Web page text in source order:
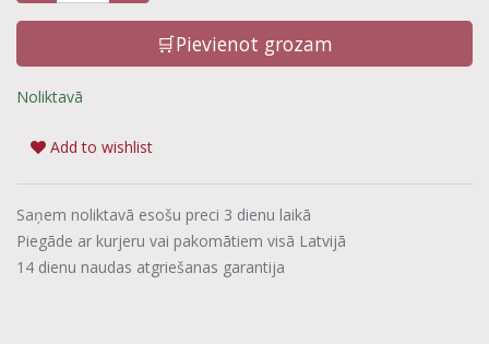
🛒Pievienot grozam
Noliktavā
Add to wishlist
Saņem noliktavā esošu preci 3 dienu laikā
Piegāde ar kurjeru vai pakomātiem visā Latvijā
14 dienu naudas atgriešanas garantija